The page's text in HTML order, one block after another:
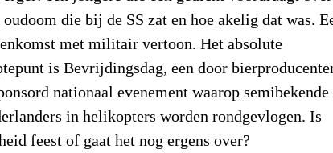
die bij de SS zat en hoe akelig dat was.
met militair vertoon. Het absolute
is Bevrijdingsdag, een door
nationaal evenement waarop semibekende
in helikopters worden rondgevlogen. Is
feest of gaat het nog ergens over?